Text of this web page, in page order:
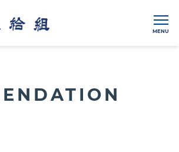
MENU